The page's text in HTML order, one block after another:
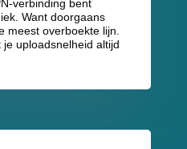
verbinding bent
Want doorgaans
meest overboekte lijn.
je uploadsnelheid altijd